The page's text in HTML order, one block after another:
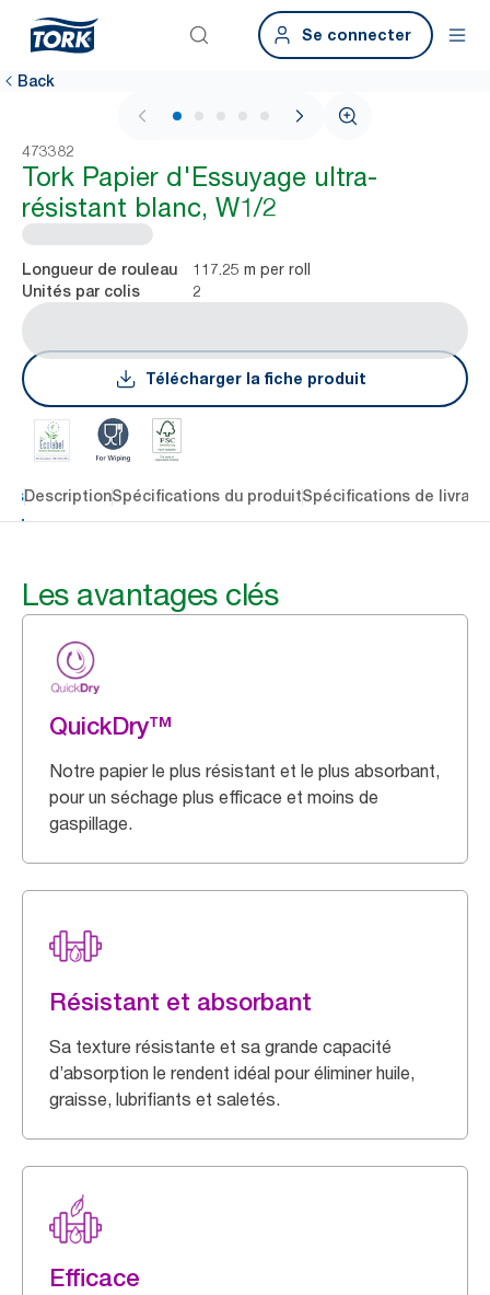
Se connecter
Back
1 / 5
473382
Tork Papier d'Essuyage ultra-
résistant blanc, W1/2
Longueur de rouleau 117.25 m per roll
Unités par colis 2
Télécharger la fiche produit
DescriptionSpécifications du produitSpécifications de
Les avantages clés
QuickDry™
Notre papier le plus résistant et le plus absorbant,
pour un séchage plus efficace et moins de
gaspillage.
Résistant et absorbant
Sa texture résistante et sa grande capacité
d’absorption le rendent idéal pour éliminer huile,
graisse, lubrifiants et saletés.
Efficace